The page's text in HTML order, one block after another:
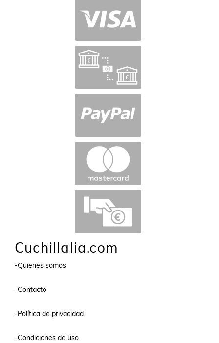
Cuchillalia.com
-Quienes somos
-Contacto
-Política de privacidad
-Condiciones de uso